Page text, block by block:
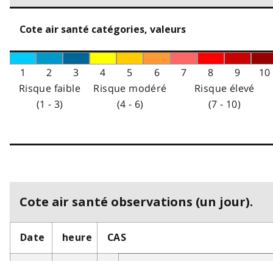
Cote air santé catégories, valeurs
1 2 3 4 5 6 7 8 9
10
Risque faible
(1 - 3)
Risque modéré
(4 - 6)
Risque élevé
(7 - 10)
Cote air santé observations (un jour).
Date heure CAS